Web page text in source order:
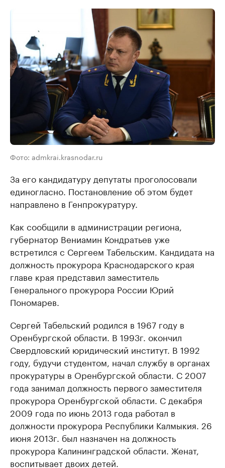
Фото: admkrai.krasnodar.ru
За его кандидатуру депутаты проголосовали
единогласно. Постановление об этом будет
направлено в Генпрокуратуру.
Как сообщили в администрации региона,
губернатор Вениамин Кондратьев уже
встретился с Сергеем Табельским. Кандидата на
должность прокурора Краснодарского края
главе края представил заместитель
Генерального прокурора России Юрий
Пономарев.
Сергей Табельский родился в 1967 году в
Оренбургской области. В 1993г. окончил
Свердловский юридический институт. В 1992
году, будучи студентом, начал службу в органах
прокуратуры в Оренбургской области. С 2007
года занимал должность первого заместителя
прокурора Оренбургской области. С декабря
2009 года по июнь 2013 года работал в
должности прокурора Республики Калмыкия. 26
июня 2013г. был назначен на должность
прокурора Калининградской области. Женат,
воспитывает двоих детей.